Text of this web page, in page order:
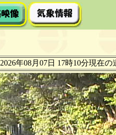
2026年08月07日 17時10分現在の